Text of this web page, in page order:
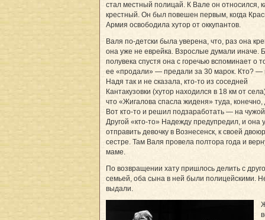
стал местный полицай. К Вале он относился,
крестный. Он был повешен первым, когда
Армия освободила хутор от оккупантов.
Валя по-детски была уверена, что, раз она
она уже не еврейка. Взрослые думали иначе.
полувека спустя она с горечью вспоминает о
ее «продали» — предали за 30 марок. Кто? —
Надя так и не сказала, кто-то из соседней
Кантакузовки (хутор находился в 18 км от
что «Жигалова спасла жиденя» туда,
Вот кто-то и решил подзаработать — на
Другой «кто-то» Надежду предупредил, и она
отправить девочку в Вознесенск, к своей
сестре. Там Валя провела полтора года и
маме.
По возвращении хату пришлось делить с
семьей, оба сына в ней были полицейскими.
выдали.